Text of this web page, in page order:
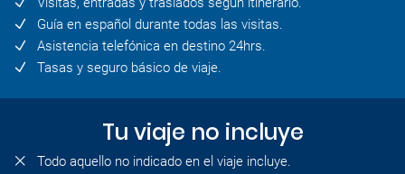
Guía en español durante todas las visitas.
Asistencia telefónica en destino 24hrs.
Tasas y seguro básico de viaje.
Tu viaje no incluye
Todo aquello no indicado en el viaje incluye.